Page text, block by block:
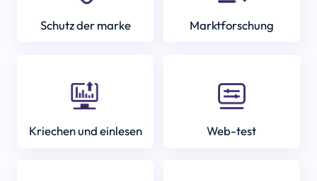
Schutz der marke Marktforschung
Kriechen und einlesen Web-test